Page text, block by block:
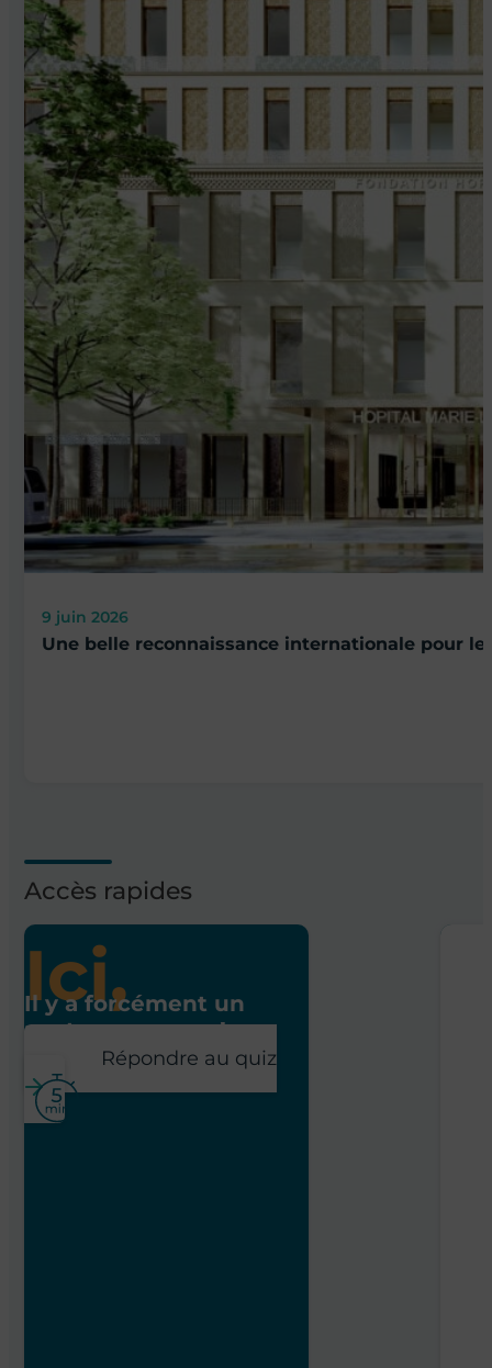
9 juin 2026
Une belle reconnaissance internationale pour
Accès rapides
Ici,
Il y a forcément un
poste pour vous !
Répondre au quiz